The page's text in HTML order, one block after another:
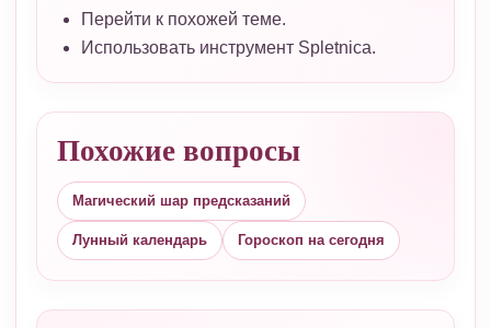
Перейти к похожей теме.
Использовать инструмент Spletnica.
Похожие вопросы
Магический шар предсказаний
Лунный календарь Гороскоп на сегодня